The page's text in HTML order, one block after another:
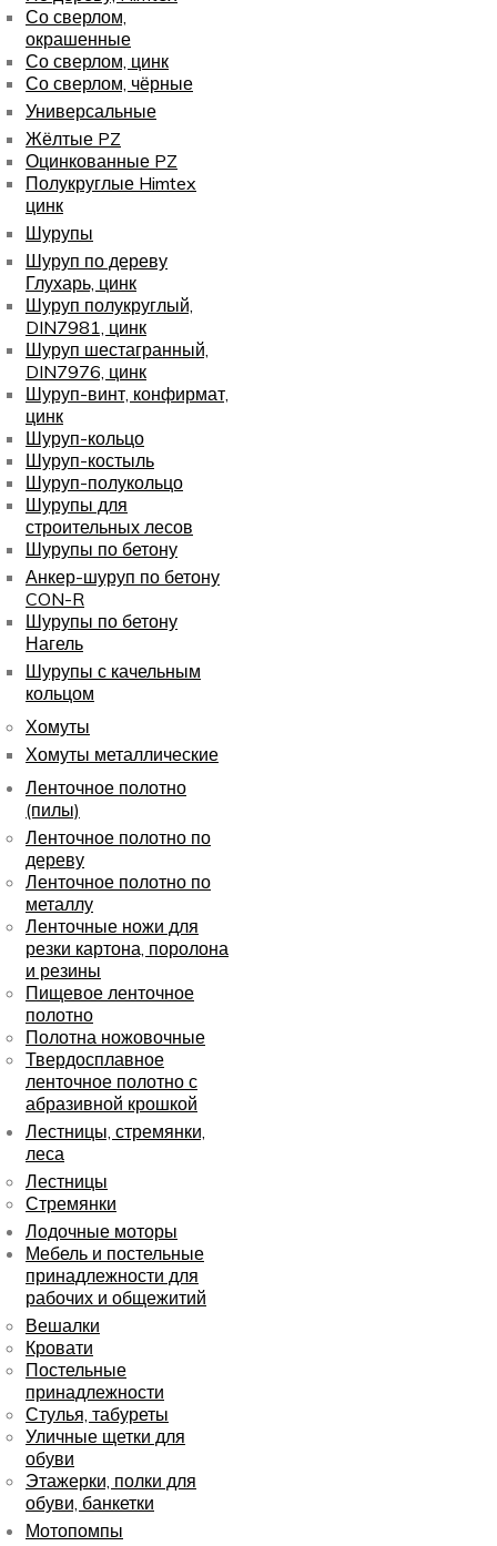
Со сверлом,
окрашенные
Со сверлом, цинк
Со сверлом, чёрные
Универсальные
Жёлтые PZ
Оцинкованные PZ
Полукруглые Himtex
цинк
Шурупы
Шуруп по дереву
Глухарь, цинк
Шуруп полукруглый,
DIN7981, цинк
Шуруп шестагранный,
DIN7976, цинк
Шуруп-винт, конфирмат,
цинк
Шуруп-кольцо
Шуруп-костыль
Шуруп-полукольцо
Шурупы для
строительных лесов
Шурупы по бетону
Анкер-шуруп по бетону
CON-R
Шурупы по бетону
Нагель
Шурупы с качельным
кольцом
Хомуты
Хомуты металлические
Ленточное полотно
(пилы)
Ленточное полотно по
дереву
Ленточное полотно по
металлу
Ленточные ножи для
резки картона, поролона
и резины
Пищевое ленточное
полотно
Полотна ножовочные
Твердосплавное
ленточное полотно с
абразивной крошкой
Лестницы, стремянки,
леса
Лестницы
Стремянки
Лодочные моторы
Мебель и постельные
принадлежности для
рабочих и общежитий
Вешалки
Кровати
Постельные
принадлежности
Стулья, табуреты
Уличные щетки для
обуви
Этажерки, полки для
обуви, банкетки
Мотопомпы